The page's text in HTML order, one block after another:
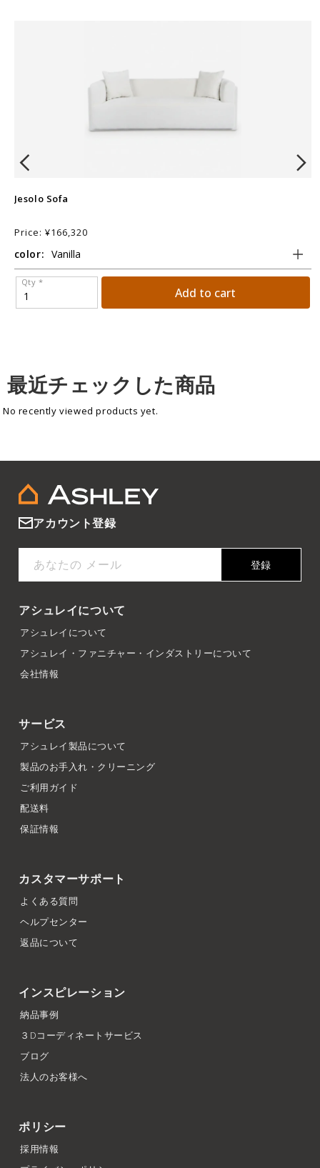
Jesolo Sofa
Price: ¥166,320
color:
Qty *
Add to cart
最近チェックした商品
No recently viewed products yet.
アカウント登録
あなたの メール 登録
アシュレイについて
アシュレイについて
アシュレイ・ファニチャー・インダストリーについて
会社情報
サービス
アシュレイ製品について
製品のお手入れ・クリーニング
ご利用ガイド
配送料
保証情報
カスタマーサポート
よくある質問
ヘルプセンター
返品について
インスピレーション
納品事例
３Dコーディネートサービス
ブログ
法人のお客様へ
ポリシー
採用情報